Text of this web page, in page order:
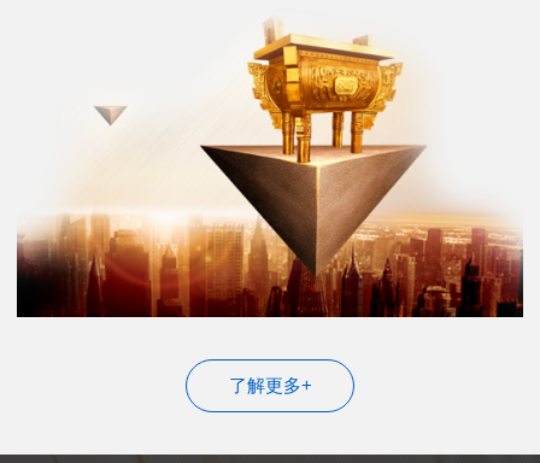
了解更多+